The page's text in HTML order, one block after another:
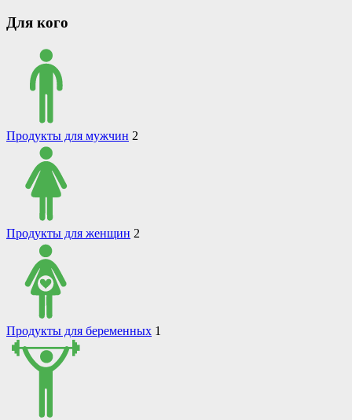
Для кого
Продукты для мужчин 2
Продукты для женщин 2
Продукты для беременных 1